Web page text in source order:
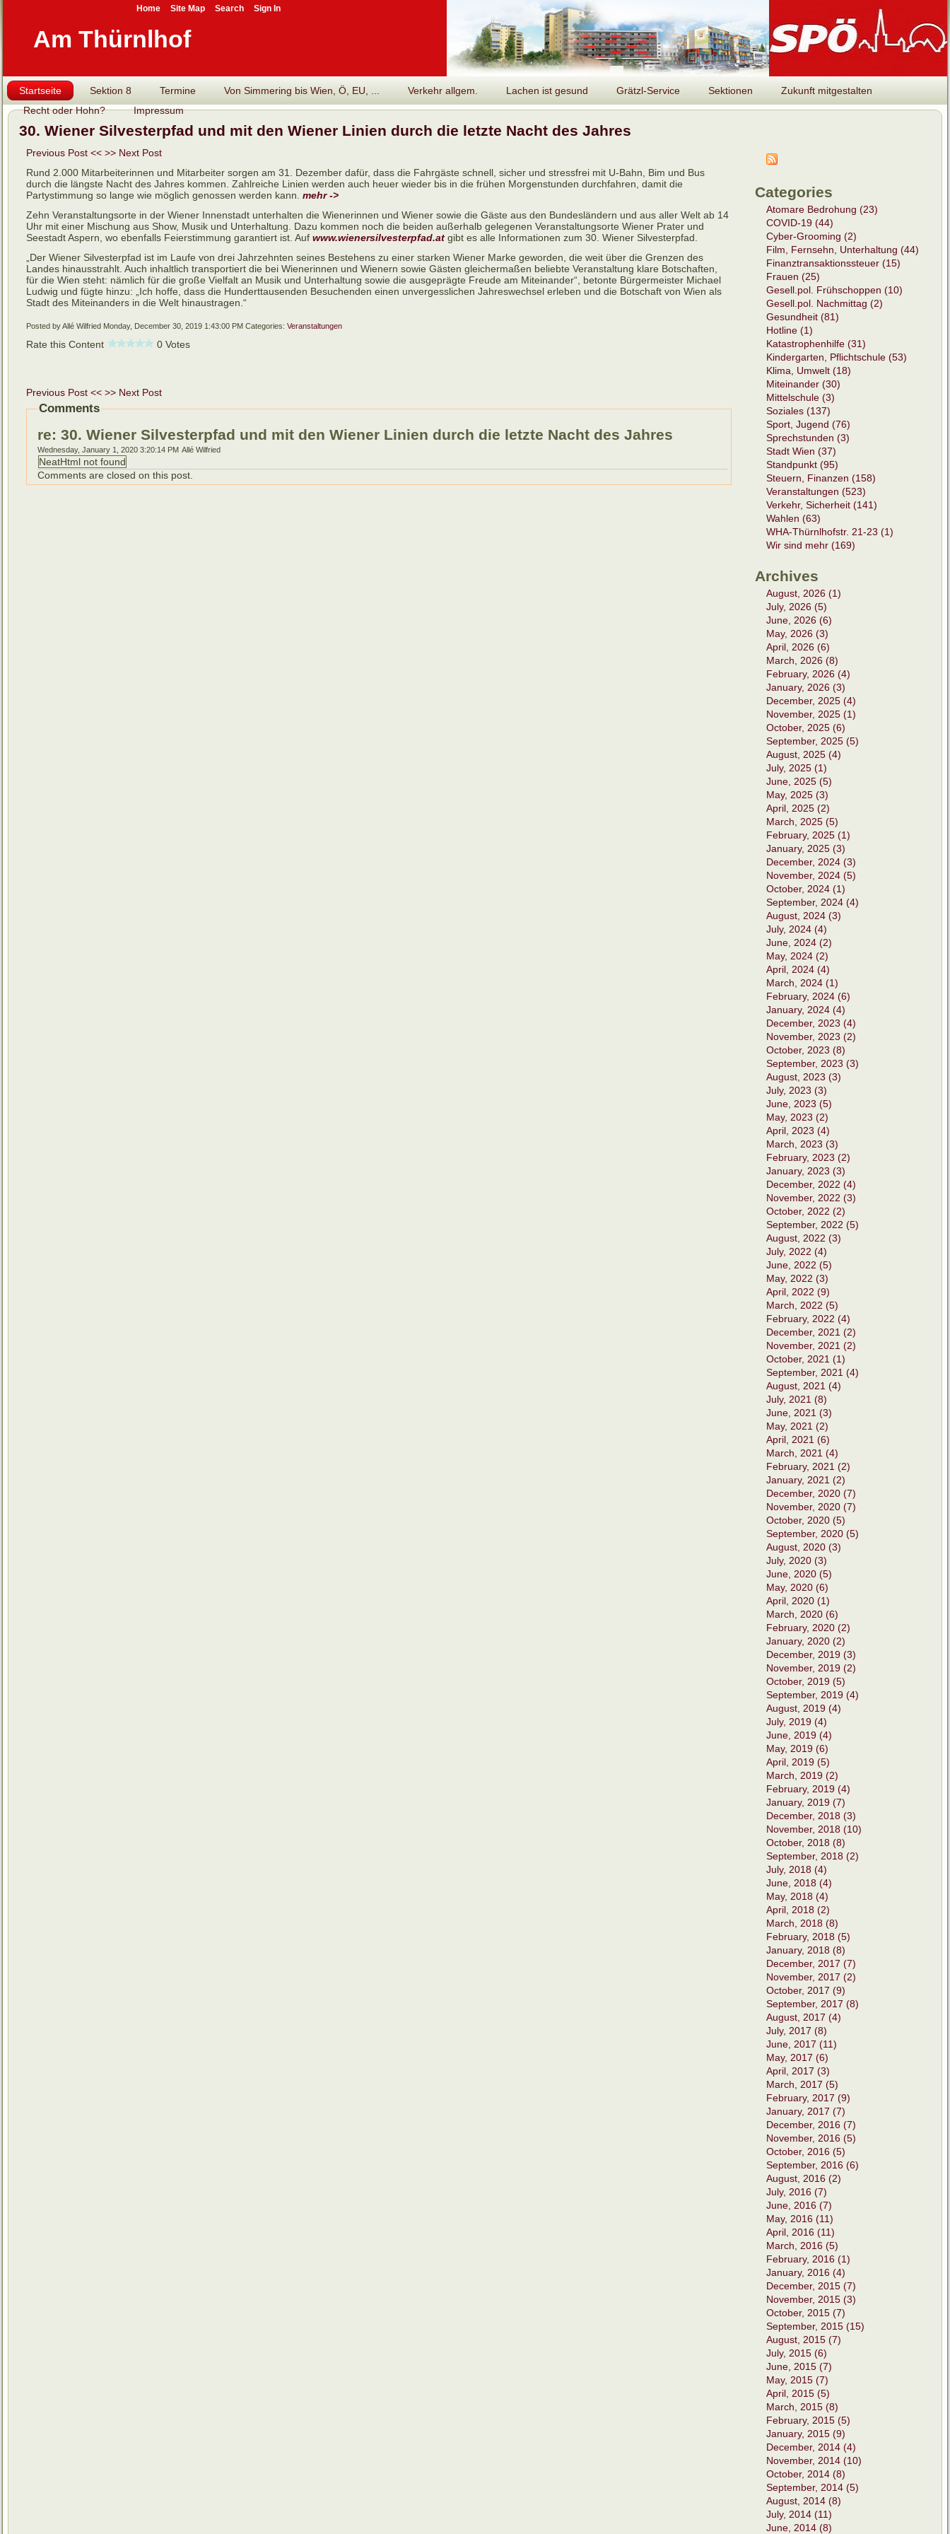
Am Thürnlhof
Startseite Sektion 8 Termine Von Simmering bis Wien, Ö, EU, ... Verkehr allgem. Lachen ist gesund Grätzl-Service Sektionen
Zukunft mitgestalten
Recht oder Hohn?
Impressum
30. Wiener Silvesterpfad und mit den Wiener Linien durch die letzte Nacht des Jahres
Previous Post << >> Next Post
Rund 2.000 Mitarbeiterinnen und Mitarbeiter sorgen am 31. Dezember dafür, dass die Fahrgäste schnell, sicher und stressfrei mit U-Bahn, Bim und Bus
durch die längste Nacht des Jahres kommen. Zahlreiche Linien werden auch heuer wieder bis in die frühen Morgenstunden durchfahren, damit die
Partystimmung so lange wie möglich genossen werden kann. mehr ->
Zehn Veranstaltungsorte in der Wiener Innenstadt unterhalten die Wienerinnen und Wiener sowie die Gäste aus den Bundesländern und aus aller Welt ab 14
Uhr mit einer Mischung aus Show, Musik und Unterhaltung. Dazu kommen noch die beiden außerhalb gelegenen Veranstaltungsorte Wiener Prater und
Seestadt Aspern, wo ebenfalls Feierstimmung garantiert ist. Auf www.wienersilvesterpfad.at gibt es alle Informationen zum 30. Wiener Silvesterpfad.
„Der Wiener Silvesterpfad ist im Laufe von drei Jahrzehnten seines Bestehens zu einer starken Wiener Marke geworden, die weit über die Grenzen des
Landes hinausstrahlt. Auch inhaltlich transportiert die bei Wienerinnen und Wienern sowie Gästen gleichermaßen beliebte Veranstaltung klare Botschaften,
für die Wien steht: nämlich für die große Vielfalt an Musik und Unterhaltung sowie die ausgeprägte Freude am Miteinander“, betonte Bürgermeister Michael
Ludwig und fügte hinzu: „Ich hoffe, dass die Hunderttausenden Besuchenden einen unvergesslichen Jahreswechsel erleben und die Botschaft von Wien als
Stadt des Miteinanders in die Welt hinaustragen.“
Posted by Allé Wilfried Monday, December 30, 2019 1:43:00 PM Categories: Veranstaltungen
Rate this Content 0 Votes
Previous Post << >> Next Post
Comments
re: 30. Wiener Silvesterpfad und mit den Wiener Linien durch die letzte Nacht des Jahres
Wednesday, January 1, 2020 3:20:14 PM Allé Wilfried
NeatHtml not found
Comments are closed on this post.
Categories
Atomare Bedrohung (23)
COVID-19 (44)
Cyber-Grooming (2)
Film, Fernsehn, Unterhaltung (44)
Finanztransaktionssteuer (15)
Frauen (25)
Gesell.pol. Frühschoppen (10)
Gesell.pol. Nachmittag (2)
Gesundheit (81)
Hotline (1)
Katastrophenhilfe (31)
Kindergarten, Pflichtschule (53)
Klima, Umwelt (18)
Miteinander (30)
Mittelschule (3)
Soziales (137)
Sport, Jugend (76)
Sprechstunden (3)
Stadt Wien (37)
Standpunkt (95)
Steuern, Finanzen (158)
Veranstaltungen (523)
Verkehr, Sicherheit (141)
Wahlen (63)
WHA-Thürnlhofstr. 21-23 (1)
Wir sind mehr (169)
Archives
August, 2026 (1)
July, 2026 (5)
June, 2026 (6)
May, 2026 (3)
April, 2026 (6)
March, 2026 (8)
February, 2026 (4)
January, 2026 (3)
December, 2025 (4)
November, 2025 (1)
October, 2025 (6)
September, 2025 (5)
August, 2025 (4)
July, 2025 (1)
June, 2025 (5)
May, 2025 (3)
April, 2025 (2)
March, 2025 (5)
February, 2025 (1)
January, 2025 (3)
December, 2024 (3)
November, 2024 (5)
October, 2024 (1)
September, 2024 (4)
August, 2024 (3)
July, 2024 (4)
June, 2024 (2)
May, 2024 (2)
April, 2024 (4)
March, 2024 (1)
February, 2024 (6)
January, 2024 (4)
December, 2023 (4)
November, 2023 (2)
October, 2023 (8)
September, 2023 (3)
August, 2023 (3)
July, 2023 (3)
June, 2023 (5)
May, 2023 (2)
April, 2023 (4)
March, 2023 (3)
February, 2023 (2)
January, 2023 (3)
December, 2022 (4)
November, 2022 (3)
October, 2022 (2)
September, 2022 (5)
August, 2022 (3)
July, 2022 (4)
June, 2022 (5)
May, 2022 (3)
April, 2022 (9)
March, 2022 (5)
February, 2022 (4)
December, 2021 (2)
November, 2021 (2)
October, 2021 (1)
September, 2021 (4)
August, 2021 (4)
July, 2021 (8)
June, 2021 (3)
May, 2021 (2)
April, 2021 (6)
March, 2021 (4)
February, 2021 (2)
January, 2021 (2)
December, 2020 (7)
November, 2020 (7)
October, 2020 (5)
September, 2020 (5)
August, 2020 (3)
July, 2020 (3)
June, 2020 (5)
May, 2020 (6)
April, 2020 (1)
March, 2020 (6)
February, 2020 (2)
January, 2020 (2)
December, 2019 (3)
November, 2019 (2)
October, 2019 (5)
September, 2019 (4)
August, 2019 (4)
July, 2019 (4)
June, 2019 (4)
May, 2019 (6)
April, 2019 (5)
March, 2019 (2)
February, 2019 (4)
January, 2019 (7)
December, 2018 (3)
November, 2018 (10)
October, 2018 (8)
September, 2018 (2)
July, 2018 (4)
June, 2018 (4)
May, 2018 (4)
April, 2018 (2)
March, 2018 (8)
February, 2018 (5)
January, 2018 (8)
December, 2017 (7)
November, 2017 (2)
October, 2017 (9)
September, 2017 (8)
August, 2017 (4)
July, 2017 (8)
June, 2017 (11)
May, 2017 (6)
April, 2017 (3)
March, 2017 (5)
February, 2017 (9)
January, 2017 (7)
December, 2016 (7)
November, 2016 (5)
October, 2016 (5)
September, 2016 (6)
August, 2016 (2)
July, 2016 (7)
June, 2016 (7)
May, 2016 (11)
April, 2016 (11)
March, 2016 (5)
February, 2016 (1)
January, 2016 (4)
December, 2015 (7)
November, 2015 (3)
October, 2015 (7)
September, 2015 (15)
August, 2015 (7)
July, 2015 (6)
June, 2015 (7)
May, 2015 (7)
April, 2015 (5)
March, 2015 (8)
February, 2015 (5)
January, 2015 (9)
December, 2014 (4)
November, 2014 (10)
October, 2014 (8)
September, 2014 (5)
August, 2014 (8)
July, 2014 (11)
June, 2014 (8)
Home Site Map Search Sign In